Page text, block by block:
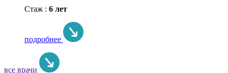
Стаж : 6 лет
подробнее
все врачи